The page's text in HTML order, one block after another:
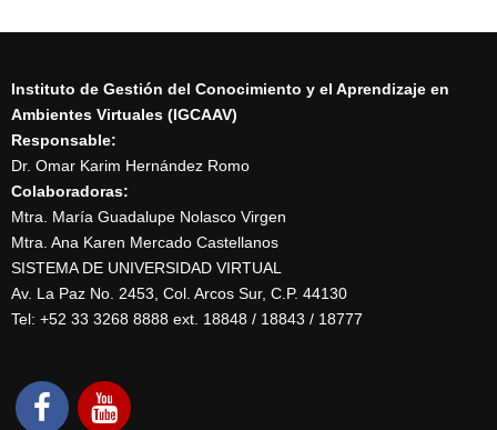
Instituto de Gestión del Conocimiento y el Aprendizaje en
Ambientes Virtuales (IGCAAV)
Responsable:
Dr. Omar Karim Hernández Romo
Colaboradoras:
Mtra. María Guadalupe Nolasco Virgen
Mtra. Ana Karen Mercado Castellanos
SISTEMA DE UNIVERSIDAD VIRTUAL
Av. La Paz No. 2453, Col. Arcos Sur, C.P. 44130
Tel: +52 33 3268 8888‏ ext. 18848 / 18843 / 18777